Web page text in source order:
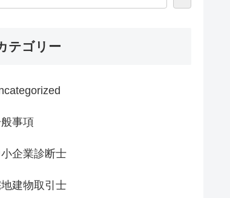
テゴリー
事項
企業診断士
建物取引士